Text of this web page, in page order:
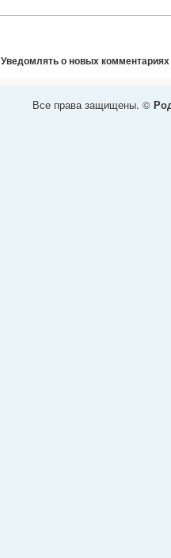
Уведомлять о новых комментариях
Все права защищены. ©